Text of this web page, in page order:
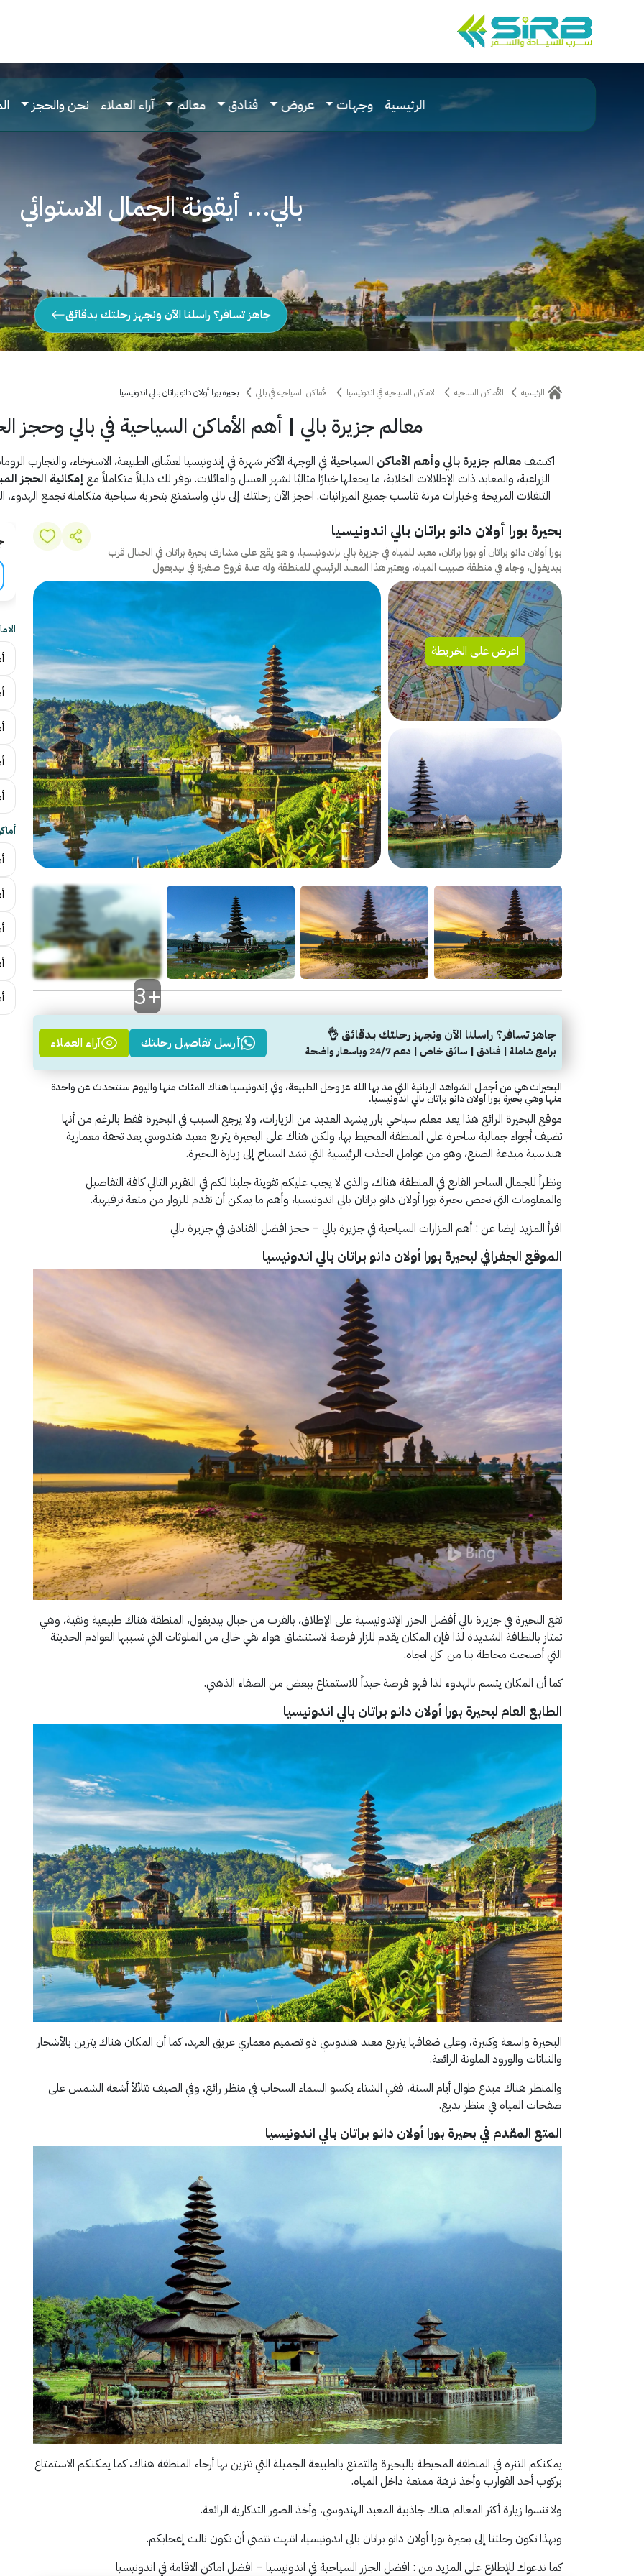
الرئيسية وجهات عروض فنادق معالم آراء العملاء نحن والحجز
بالي... أيقونة الجمال الاستوائي
جاهز تسافر؟ راسلنا الآن ونجهز رحلتك بدقائق
الرئيسية الأماكن الساحية الاماكن السياحية في اندونيسيا الأماكن السياحية في بالي بحيرة بورا أولان دانو براتان بالي اندونيسيا
معالم جزيرة بالي | أهم الأماكن السياحية في بالي وحجز
اكتشفمعالم جزيرة بالي وأهم الأماكن السياحية في الوجهة الأكثر شهرة في إندونيسيا لعشّاق الطبيعة، الاسترخاء، والتجارب
الزراعية، والمعابد ذات الإطلالات الخلابة، ما يجعلها خيارًا مثاليًا لشهر العسل والعائلات. نوفر لك دليلاً متكاملاً معإمكانية الحجز
التنقلات المريحة وخيارات مرنة تناسب جميع الميزانيات. احجز الآن رحلتك إلى بالي واستمتع بتجربة سياحية متكاملة تجمع الهدوء،
بحيرة بورا أولان دانو براتان بالي اندونيسيا
بورا أولان دانو براتان أو بورا براتان، معبد للمياه في جزيرة بالي بإندونيسيا، و هو يقع على مشارف بحيرة براتان في الجبال قرب
بيديغول، وجاء في منطقة صبيب المياه، ويعتبر هذا المعبد الرئيسي للمنطقة وله عدة فروع صغيرة في بيديغول
اعرض على الخريطة
+3
جاهز تسافر؟ راسلنا الآن ونجهز رحلتك بدقائق 👌
برامج شاملة | فنادق | سائق خاص | دعم 24/7 وباسعار واضحة أرسل تفاصيل رحلتك آراء العملاء
البحيرات هي من أجمل الشواهد الربانية التي مد بها الله عز وجل الطبيعة، وفي إندونيسيا هناك المئات منها واليوم سنتحدث عن واحدة
منها وهي بحيرة بورا أولان دانو براتان بالي اندونيسيا.
موقع البحيرة الرائع هذا يعد معلم سياحي بارز يشهد العديد من الزيارات، ولا يرجع السبب في البحيرة فقط بالرغم من أنها
تضيف أجواء جمالية ساحرة على المنطقة المحيط بها، ولكن هناك على البحيرة يتربع معبد هندوسي يعد تحفة معمارية
هندسية مبدعة الصنع، وهو من عوامل الجذب الرئيسية التي تشد السياح إلى زيارة البحيرة.
ونظراً للجمال الساحر القابع في المنطقة هناك، والذى لا يجب عليكم تفويتة جلبنا لكم في التقرير التالي كافة التفاصيل
والمعلومات التي تخص بحيرة بورا أولان دانو براتان بالي اندونيسيا، وأهم ما يمكن أن تقدم للزوار من متعة ترفيهية.
اقرأ المزيد ايضا عن : أهم المزارات السياحية في جزيرة بالي – حجز افضل الفنادق في جزيرة بالي
الموقع الجغرافي لبحيرة بورا أولان دانو براتان بالي اندونيسيا
تقع البحيرة في جزيرة بالي أفضل الجزر الإندونيسية على الإطلاق، بالقرب من جبال بيديغول، المنطقة هناك طبيعية ونقية، وهي
تمتاز بالنظافة الشديدة لذا فإن المكان يقدم للزار فرصة لاستنشاق هواء نقي خالى من الملوثات التي تسببها العوادم الحديثة
التي أصبحت محاطة بنا من كل اتجاه.
كما أن المكان يتسم بالهدوء لذا فهو فرصة جيداً للاستمتاع ببعض من الصفاء الذهني.
الطابع العام لبحيرة بورا أولان دانو براتان بالي اندونيسيا
البحيرة واسعة وكبيرة، وعلى ضفافها يتربع معبد هندوسي ذو تصميم معماري عريق العهد، كما أن المكان هناك يتزين بالأشجار
والنباتات والورود الملونة الرائعة.
والمنظر هناك مبدع طوال أيام السنة، ففي الشتاء يكسو السماء السحاب في منظر رائع، وفي الصيف تتلألأ أشعة الشمس على
صفحات المياه في منظر بديع.
المتع المقدم في بحيرة بورا أولان دانو براتان بالي اندونيسيا
يمكنكم التنزه في المنطقة المحيطة بالبحيرة والتمتع بالطبيعة الجميلة التي تتزين بها أرجاء المنطقة هناك، كما يمكنكم الاستمتاع
بركوب أحد القوارب وأخذ نزهة ممتعة داخل المياه.
ولا تنسوا زيارة أكثر المعالم هناك جاذبية المعبد الهندوسي، وأخذ الصور التذكارية الرائعة.
وبهذا تكون رحلتنا إلى بحيرة بورا أولان دانو براتان بالي اندونيسيا، انتهت نتمني أن تكون نالت إعجابكم.
كما ندعوك للإطلاع على المزيد من : افضل الجزر السياحية في اندونيسيا – افضل اماكن الاقامة في اندونيسيا